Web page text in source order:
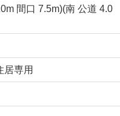
間口 7.5m)(南 公道 4.0
居専用